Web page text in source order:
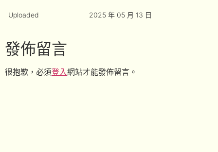
Uploaded 2025 年 05 月 13 日
發佈留言
很抱歉，必須登入網站才能發佈留言。